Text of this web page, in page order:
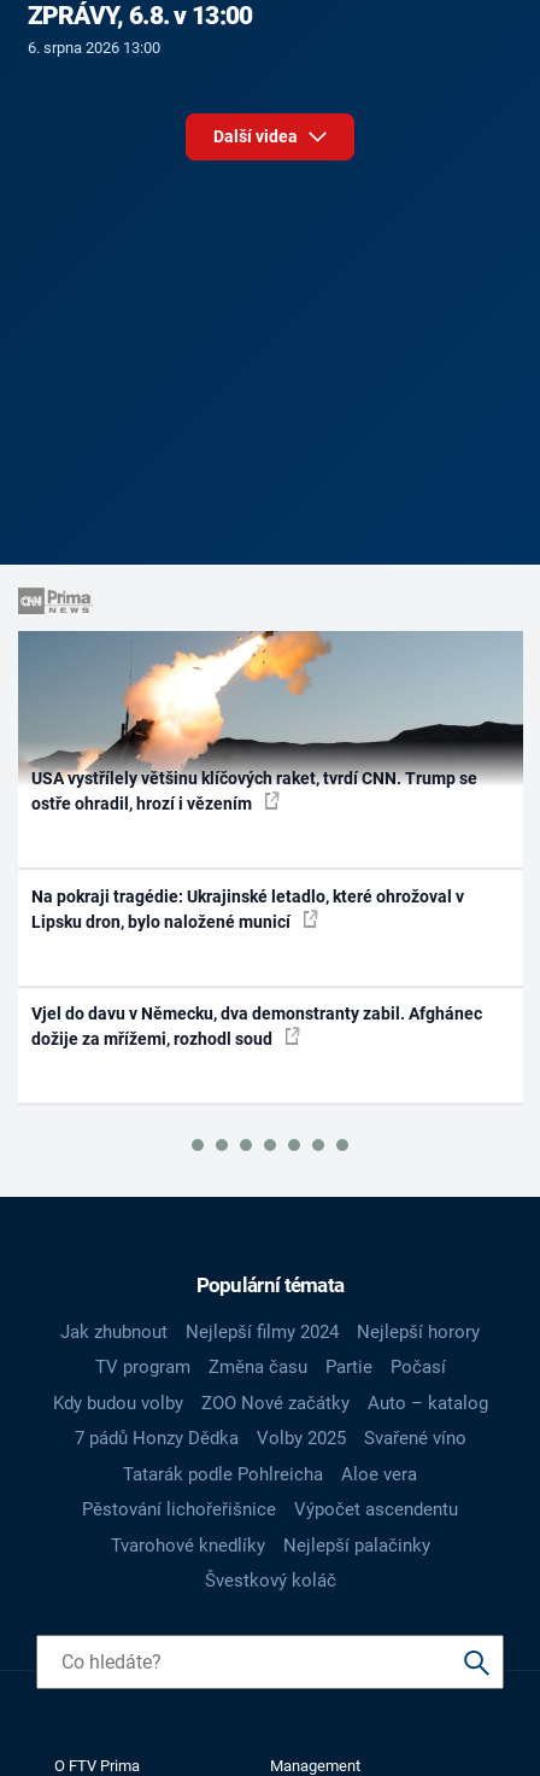
ZPRÁVY, 6.8. v 13:00
6. srpna 2026 13:00
Další videa
USA vystřílely většinu klíčových raket, tvrdí CNN. Trump se
ostře ohradil, hrozí i vězením
Na pokraji tragédie: Ukrajinské letadlo, které ohrožoval v
Lipsku dron, bylo naložené municí
Vjel do davu v Německu, dva demonstranty zabil. Afghánec
dožije za mřížemi, rozhodl soud
Populární témata
Jak zhubnout Nejlepší filmy 2024
Nejlepší horory
TV program
Změna času Partie
Počasí
Kdy budou volby
ZOO Nové začátky
Auto – katalog
7 pádů Honzy Dědka
Volby 2025
Svařené víno
Tatarák podle Pohlreicha
Aloe vera
Pěstování lichořeřišnice
Výpočet ascendentu
Tvarohové knedlíky
Nejlepší palačinky
Švestkový koláč
O FTV Prima Management